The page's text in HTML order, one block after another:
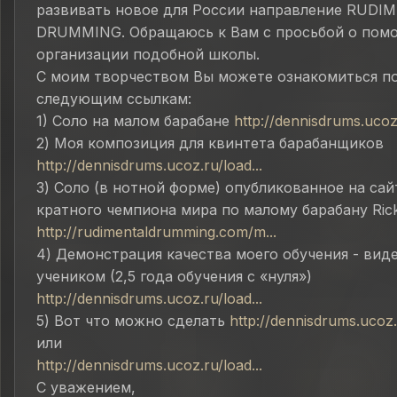
развивать новое для России направление
DRUMMING. Обращаюсь к Вам с просьбой о
организации подобной школы.
С моим творчеством Вы можете ознакомиться
следующим ссылкам:
1) Соло на малом барабане http://
2) Моя композиция для квинтета барабанщиков
http://dennisdrums.ucoz.ru/load...
3) Соло (в нотной форме) опубликованное на
кратного чемпиона мира по малому барабану
http://rudimentaldrumming.com/m...
4) Демонстрация качества моего обучения -
учеником (2,5 года обучения с «нуля»)
http://dennisdrums.ucoz.ru/load...
5) Вот что можно сделать http://
или
http://dennisdrums.ucoz.ru/load...
С уважением,